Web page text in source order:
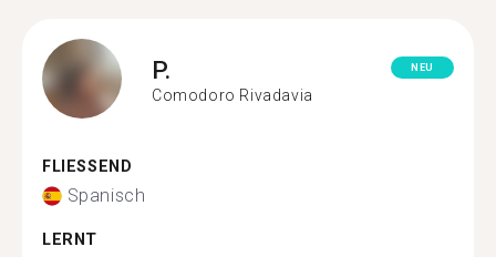
P.
Comodoro Rivadavia
NEU
FLIESSEND
Spanisch
LERNT